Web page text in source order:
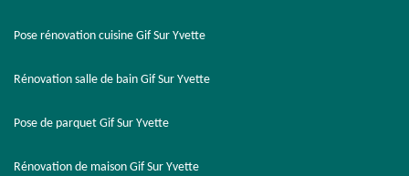
Pose rénovation cuisine Gif Sur Yvette
Rénovation salle de bain Gif Sur Yvette
Pose de parquet Gif Sur Yvette
Rénovation de maison Gif Sur Yvette